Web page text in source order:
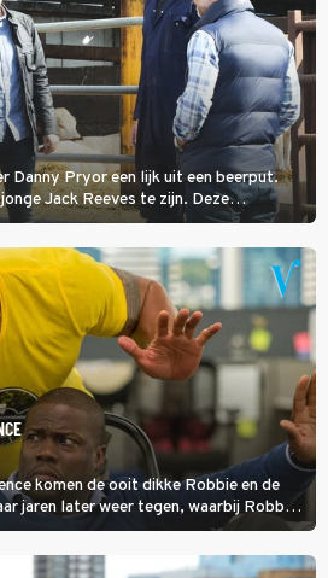
Danny Pryor een lijk uit een beerput.
Jack Reeves te zijn. Deze
had gebroken met zijn familie
ruzie.
komen de ooit dikke Robbie en de
jaren later weer tegen, waarbij Robbie,
werkzaam voor de CIA, Calvins hulp